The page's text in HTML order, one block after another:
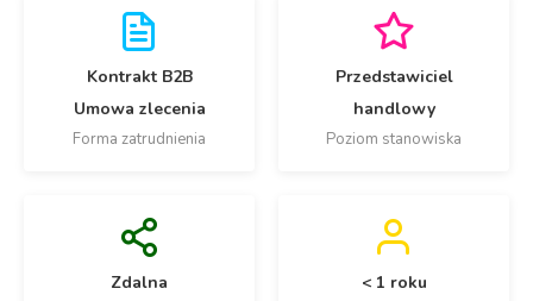
Kontrakt B2B
Umowa zlecenia
Forma zatrudnienia
Przedstawiciel
handlowy
Poziom stanowiska
Zdalna < 1 roku